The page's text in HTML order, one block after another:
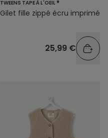
TWEENS TAPE À L'OEIL ®
Gilet fille zippé écru imprimé
25,99 €